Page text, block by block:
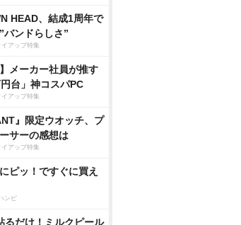
HEAD、結成1周年で
バンドらしさ”
アップ特集
】メーカー社員が推す
円台」神コスパPC
アップ特集
』限定ウオッチ、プ
サーの感想は
アップ特集
ピッ！ですぐに買え
ンピ
るだけ！ミルクピール